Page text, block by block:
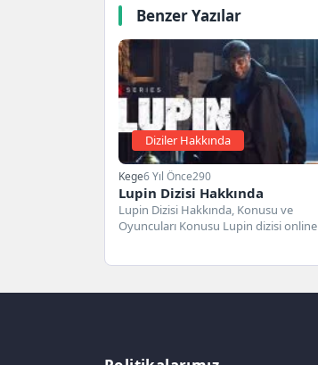
Benzer Yazılar
Diziler Hakkında
Kege6 Yıl Önce290
Lupin Dizisi Hakkında
Lupin Dizisi Hakkında, Konusu ve
Oyuncuları Konusu Lupin dizisi online